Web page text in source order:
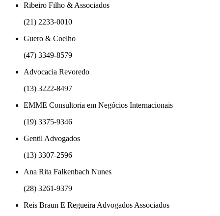
Ribeiro Filho & Associados
(21) 2233-0010
Guero & Coelho
(47) 3349-8579
Advocacia Revoredo
(13) 3222-8497
EMME Consultoria em Negócios Internacionais
(19) 3375-9346
Gentil Advogados
(13) 3307-2596
Ana Rita Falkenbach Nunes
(28) 3261-9379
Reis Braun E Regueira Advogados Associados